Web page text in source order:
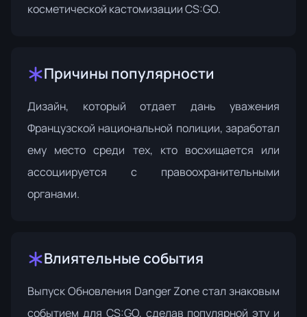
косметической кастомизации CS:GO.
Причины популярности
Дизайн, который отдает дань уважения
Французской национальной полиции, заработал
ему место среди тех, кто восхищается или
ассоциируется с правоохранительными
органами.
Влиятельные события
ВыпускОбновления Danger Zoneстал знаковым
событием для CS:GO, сделав популярной эту и